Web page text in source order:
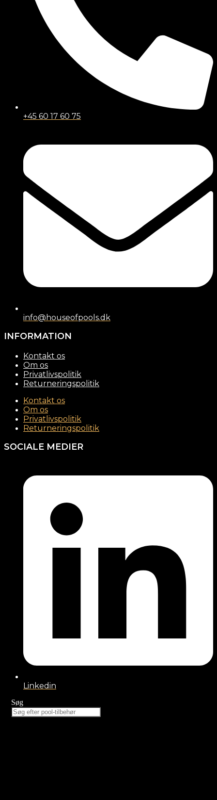
+45 60 17 60 75
info@houseofpools.dk
INFORMATION
Kontakt os
Om os
Privatlivspolitik
Returneringspolitik
Kontakt os
Om os
Privatlivspolitik
Returneringspolitik
SOCIALE MEDIER
Linkedin
Søg